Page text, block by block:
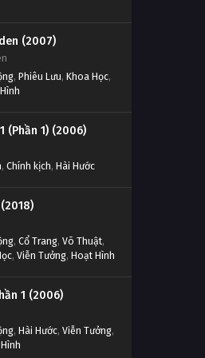
(2007)
, Phiêu Lưu, Khoa Học,
(Phần 1) (2006)
, Chính kịch, Hài Hước
, Cổ Trang, Võ Thuật,
, Viễn Tưởng, Hoạt Hình
1 (2006)
, Hài Hước, Viễn Tưởng,